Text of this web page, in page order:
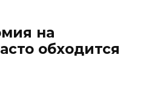
на
обходится